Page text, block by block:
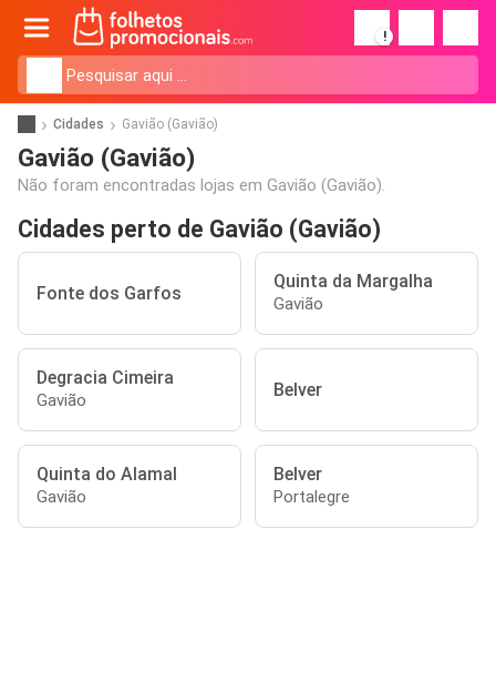
!
Cidades Gavião (Gavião)
Gavião (Gavião)
Não foram encontradas lojas em Gavião (Gavião).
Cidades perto de Gavião (Gavião)
Fonte dos Garfos
Quinta da Margalha
Gavião
Degracia Cimeira
Gavião Belver
Quinta do Alamal
Gavião
Belver
Portalegre